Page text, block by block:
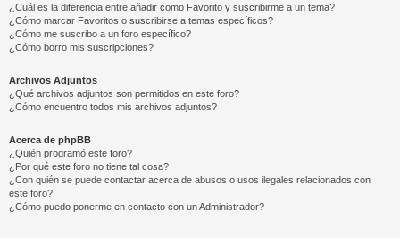
¿Cuál es la diferencia entre añadir como Favorito y suscribirme a un tema?
¿Cómo marcar Favoritos o suscribirse a temas específicos?
¿Cómo me suscribo a un foro específico?
¿Cómo borro mis suscripciones?
Archivos Adjuntos
¿Qué archivos adjuntos son permitidos en este foro?
¿Cómo encuentro todos mis archivos adjuntos?
Acerca de phpBB
¿Quién programó este foro?
¿Por qué este foro no tiene tal cosa?
¿Con quién se puede contactar acerca de abusos o usos ilegales relacionados con
este foro?
¿Cómo puedo ponerme en contacto con un Administrador?